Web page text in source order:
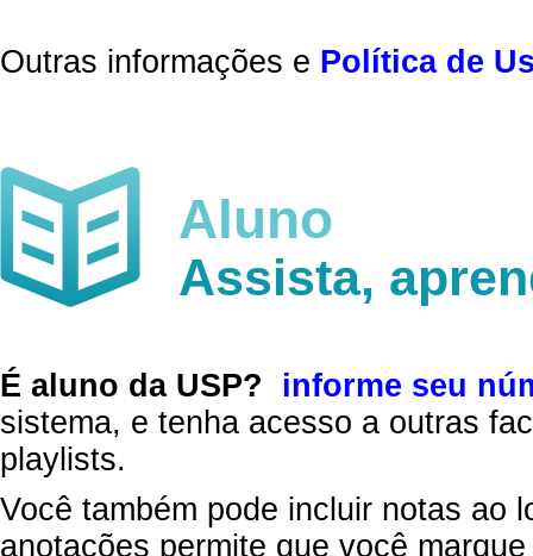
Outras informações e Política de
Aluno
Assista,
É aluno da USP?
informe seu
sistema, e tenha acesso a outras
playlists.
Você também pode incluir notas ao
anotações permite que você